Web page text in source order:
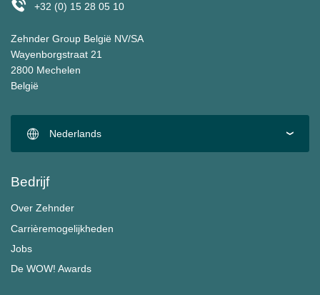
+32 (0) 15 28 05 10
Zehnder Group België NV/SA
Wayenborgstraat 21
2800 Mechelen
België
Nederlands
Bedrijf
Over Zehnder
Carrièremogelijkheden
Jobs
De WOW! Awards